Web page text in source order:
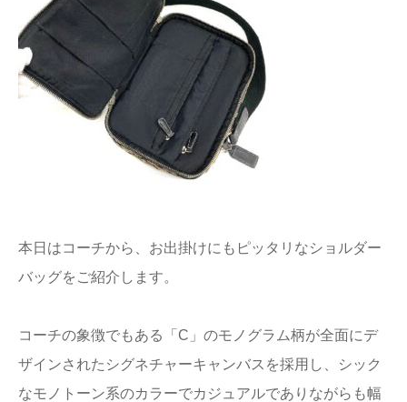
本日はコーチから、お出掛けにもピッタリなショルダー
バッグをご紹介します。
コーチの象徴でもある「C」のモノグラム柄が全面にデ
ザインされたシグネチャーキャンバスを採用し、シック
なモノトーン系のカラーでカジュアルでありながらも幅